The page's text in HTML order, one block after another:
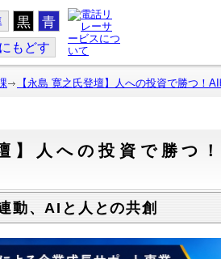
黒 青
にもどす
【永島 寛之氏登壇】人への投資で勝つ！
】人への投資で勝つ
動、AIと人との共創